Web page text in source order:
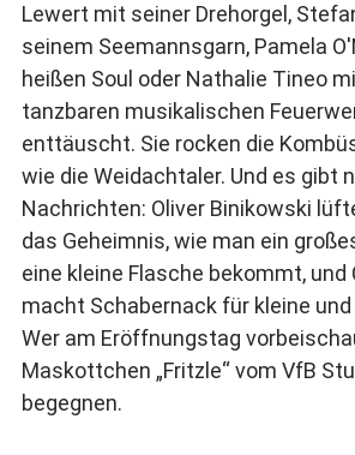
Lewert mit seiner Drehorgel,
seinem Seemannsgarn, Pamela
heißen Soul oder Nathalie Tineo
tanzbaren musikalischen
enttäuscht. Sie rocken die
wie die Weidachtaler. Und es gibt
Nachrichten: Oliver Binikowski
das Geheimnis, wie man ein
eine kleine Flasche bekommt, und
macht Schabernack für kleine und
Wer am Eröffnungstag
Maskottchen „Fritzle“ vom VfB
begegnen.